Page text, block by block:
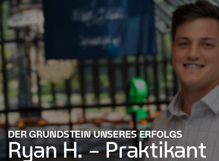
DER GRUNDSTEIN UNSERES ERFOLGS
Ryan H. – Praktikant